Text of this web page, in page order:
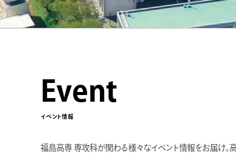
Event
イベント情報
福島高専 専攻科が関わる様々なイベント情報をお届け。